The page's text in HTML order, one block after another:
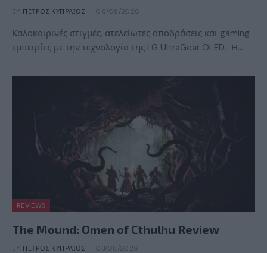
BY ΠΈΤΡΟΣ ΚΥΠΡΑΊΟΣ 06/08/2026
Καλοκαιρινές στιγμές, ατελείωτες αποδράσεις και gaming
εμπειρίες με την τεχνολογία της LG UltraGear OLED. Η…
REVIEWS
The Mound: Omen of Cthulhu Review
BY ΠΈΤΡΟΣ ΚΥΠΡΑΊΟΣ 03/08/2026